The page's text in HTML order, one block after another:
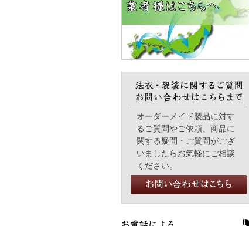
オーダーメイド製品に対す
るご質問やご依頼、商品に
関する疑問・ご質問がござ
いましたらお気軽にご相談
ください。